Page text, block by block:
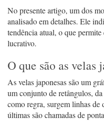
No presente artigo, um dos
analisado em detalhes. Ele
tendência atual, o que
lucrativo.
O que são as velas
As velas japonesas são um
um conjunto de retângulos,
como regra, surgem linhas de
últimas são chamadas de